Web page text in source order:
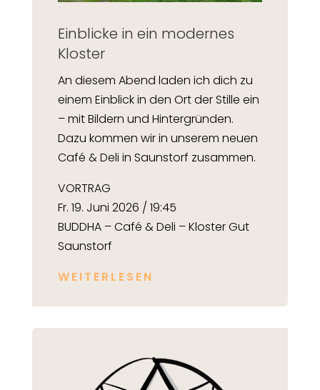
Einblicke in ein modernes
Kloster
An diesem Abend laden ich dich zu
einem Einblick in den Ort der Stille ein
– mit Bildern und Hintergründen.
Dazu kommen wir in unserem neuen
Café & Deli in Saunstorf zusammen.
VORTRAG
Fr. 19. Juni 2026 / 19:45
BUDDHA – Café & Deli – Kloster Gut
Saunstorf
WEITERLESEN